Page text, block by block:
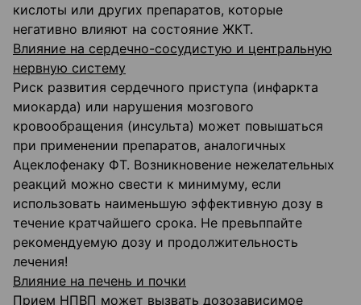
кислоты или других препаратов, которые
негативно влияют на состояние ЖКТ.
Влияние на сердечно-сосудистую и центральную
нервную систему
Риск развития сердечного приступа (инфаркта
миокарда) или нарушения мозгового
кровообращения (инсульта) может повышаться
при применении препаратов, аналогичных
Ацеклофенаку ФТ. Возникновение нежелательных
реакций можно свести к минимуму, если
использовать наименьшую эффективную дозу в
течение кратчайшего срока. Не превьппайте
рекомендуемую дозу и продолжительность
лечения!
Влияние на печень и почки
Прием НПВП может вызвать дозозависимое